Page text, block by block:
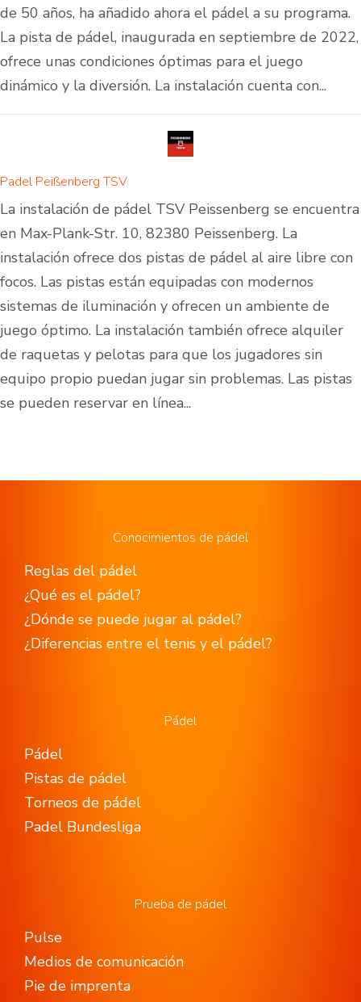
de 50 años, ha añadido ahora el pádel a su programa.
La pista de pádel, inaugurada en septiembre de 2022,
ofrece unas condiciones óptimas para el juego
dinámico y la diversión. La instalación cuenta con...
Padel Peißenberg TSV
La instalación de pádel TSV Peissenberg se encuentra
en Max-Plank-Str. 10, 82380 Peissenberg. La
instalación ofrece dos pistas de pádel al aire libre con
focos. Las pistas están equipadas con modernos
sistemas de iluminación y ofrecen un ambiente de
juego óptimo. La instalación también ofrece alquiler
de raquetas y pelotas para que los jugadores sin
equipo propio puedan jugar sin problemas. Las pistas
se pueden reservar en línea...
Conocimientos de pádel
Reglas del pádel
¿Qué es el pádel?
¿Dónde se puede jugar al pádel?
¿Diferencias entre el tenis y el pádel?
Pádel
Pádel
Pistas de pádel
Torneos de pádel
Padel Bundesliga
Prueba de pádel
Pulse
Medios de comunicación
Pie de imprenta